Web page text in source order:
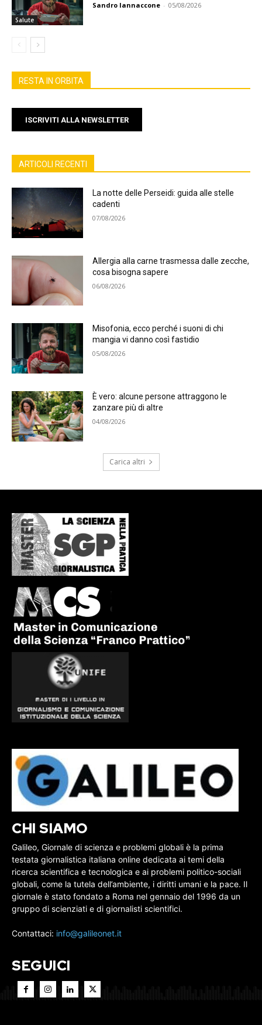
Salute
Sandro Iannaccone - 05/08/2026
RESTA IN ORBITA
ISCRIVITI ALLA NEWSLETTER
ARTICOLI RECENTI
La notte delle Perseidi: guida alle stelle
cadenti
07/08/2026
Allergia alla carne trasmessa dalle zecche,
cosa bisogna sapere
06/08/2026
Misofonia, ecco perché i suoni di chi
mangia vi danno così fastidio
05/08/2026
È vero: alcune persone attraggono le
zanzare più di altre
04/08/2026
Carica altri
CHI SIAMO
Galileo, Giornale di scienza e problemi globali è la prima
testata giornalistica italiana online dedicata ai temi della
ricerca scientifica e tecnologica e ai problemi politico-sociali
globali, come la tutela dell’ambiente, i diritti umani e la pace. Il
giornale è stato fondato a Roma nel gennaio del 1996 da un
gruppo di scienziati e di giornalisti scientifici.
Contattaci: info@galileonet.it
SEGUICI